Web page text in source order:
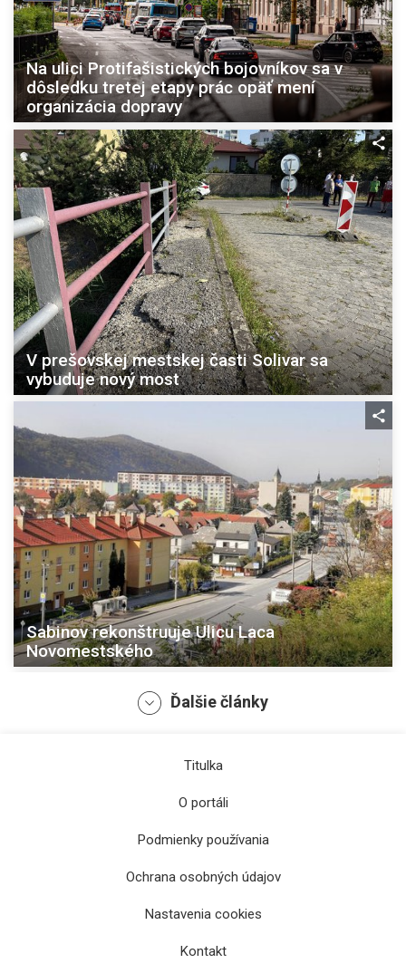
Na ulici Protifašistických bojovníkov sa v
dôsledku tretej etapy prác opäť mení
organizácia dopravy
V prešovskej mestskej časti Solivar sa
vybuduje nový most
Sabinov rekonštruuje Ulicu Laca
Novomestského
Nadjazd v havarijnom stave v Trebišove sa
Ďalšie články
Titulka
O portáli
Podmienky používania
Ochrana osobných údajov
Nastavenia cookies
Kontakt